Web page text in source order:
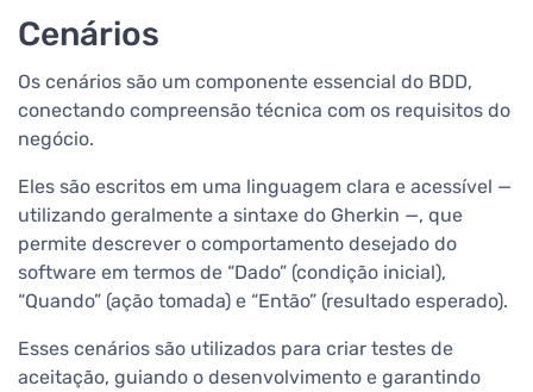
Cenários
Os cenários são um componente essencial do BDD,
conectando compreensão técnica com os requisitos do
negócio.
Eles são escritos em uma linguagem clara e acessível —
utilizando geralmente a sintaxe do Gherkin —, que
permite descrever o comportamento desejado do
software em termos de “Dado” (condição inicial),
“Quando” (ação tomada) e “Então” (resultado esperado).
Esses cenários são utilizados para criar testes de
aceitação, guiando o desenvolvimento e garantindo